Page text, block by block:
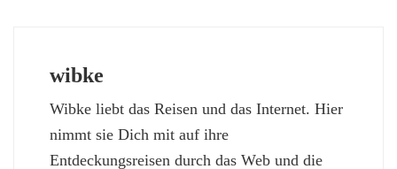
wibke
Wibke liebt das Reisen und das Internet. Hier
nimmt sie Dich mit auf ihre
Entdeckungsreisen durch das Web und die